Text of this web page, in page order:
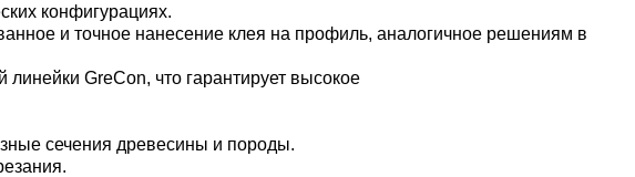
конфигурациях.
и точное нанесение клея на профиль, аналогичное решениям в
GreCon, что гарантирует высокое
сечения древесины и породы.